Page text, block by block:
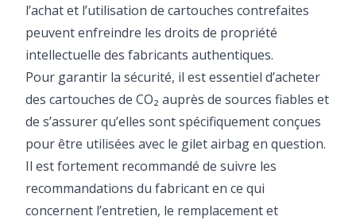
l’achat et l’utilisation de cartouches contrefaites
peuvent enfreindre les droits de propriété
intellectuelle des fabricants authentiques.
Pour garantir la sécurité, il est essentiel d’acheter
des cartouches de CO₂ auprès de sources fiables et
de s’assurer qu’elles sont spécifiquement conçues
pour être utilisées avec le gilet airbag en question.
Il est fortement recommandé de suivre les
recommandations du fabricant en ce qui
concernent l’entretien, le remplacement et